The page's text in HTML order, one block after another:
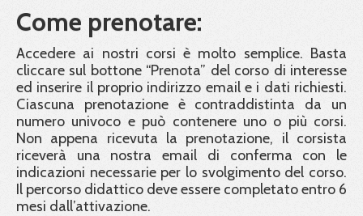
Come prenotare:
Accedere ai nostri corsi è molto semplice. Basta
cliccare sul bottone “Prenota” del corso di interesse
ed inserire il proprio indirizzo email e i dati richiesti.
Ciascuna prenotazione è contraddistinta da un
numero univoco e può contenere uno o più corsi.
Non appena ricevuta la prenotazione, il corsista
riceverà una nostra email di conferma con le
indicazioni necessarie per lo svolgimento del corso.
Il percorso didattico deve essere completato entro 6
mesi dall’attivazione.